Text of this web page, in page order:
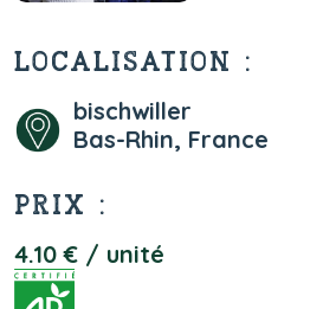
LOCALISATION :
bischwiller
Bas-Rhin, France
PRIX :
4.10 € / unité